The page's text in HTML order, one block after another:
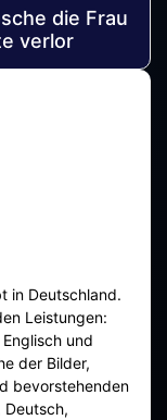
die Frau
verlor
in Deutschland.
Leistungen:
und
der Bilder,
bevorstehenden
Deutsch,